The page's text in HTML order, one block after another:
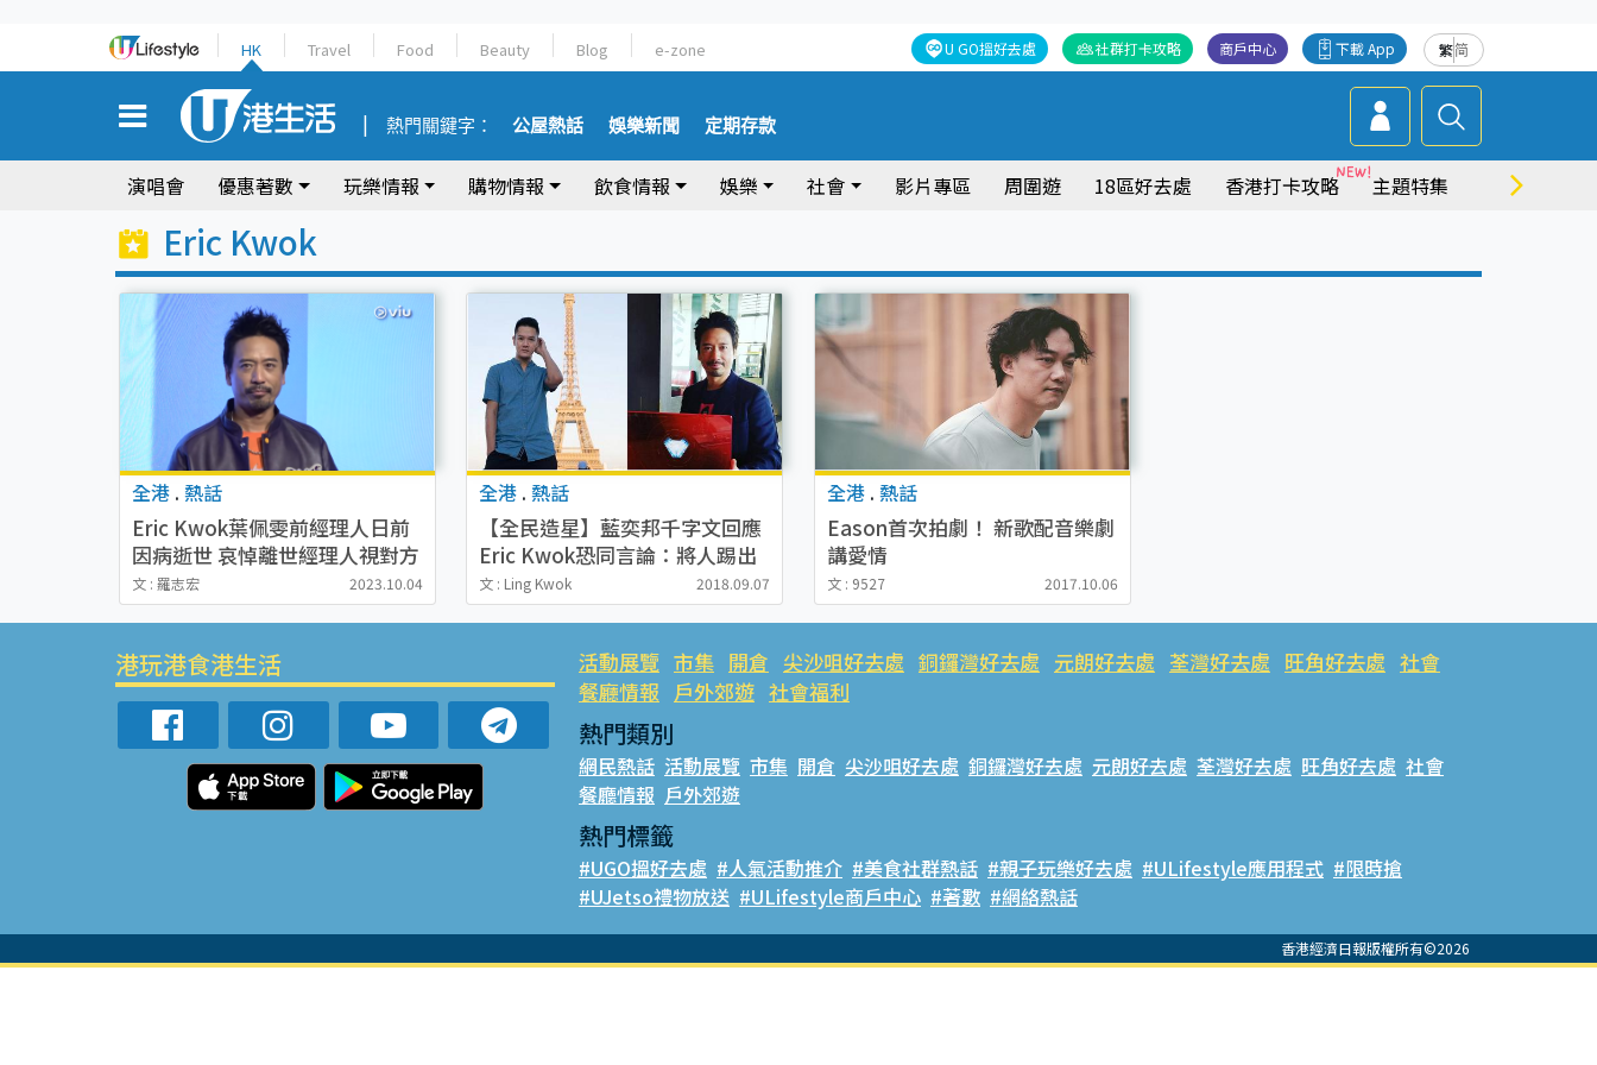
HK Travel Food Beauty Blog e-zone 繁简
下載 App
商戶中心
社群打卡攻略
U GO搵好去處
熱門關鍵字： 公屋熱話 娛樂新聞 定期存款
演唱會 優惠著數 玩樂情報 購物情報 飲食情報 娛樂 社會 影片專區 周圍遊 18區好去處 香港打卡攻略 主題特集 商場情報
Eric Kwok
全港 . 熱話
Eric Kwok葉佩雯前經理人日前
因病逝世 哀悼離世經理人視對方
親如家姐
文 : 羅志宏 2023.10.04
全港 .熱話
【全民造星】藍奕邦千字文回應
Eric Kwok恐同言論：將人踢出
衣櫃很邪惡
文 : Ling Kwok 2018.09.07
全港 . 熱話
Eason首次拍劇！ 新歌配音樂劇
講愛情
文 : 9527 2017.10.06
港玩港食港生活 活動展覽 市集 開倉 尖沙咀好去處 銅鑼灣好去處 元朗好去處 荃灣好去處 旺角好去處 社會
餐廳情報 戶外郊遊 社會福利
熱門類別
網民熱話 活動展覽 市集 開倉 尖沙咀好去處 銅鑼灣好去處 元朗好去處 荃灣好去處 旺角好去處 社會
餐廳情報 戶外郊遊
熱門標籤
#UGO搵好去處 #人氣活動推介 #美食社群熱話 #親子玩樂好去處 #ULifestyle應用程式 #限時搶
#UJetso禮物放送 #ULifestyle商戶中心 #著數 #網絡熱話
香港經濟日報版權所有©2026